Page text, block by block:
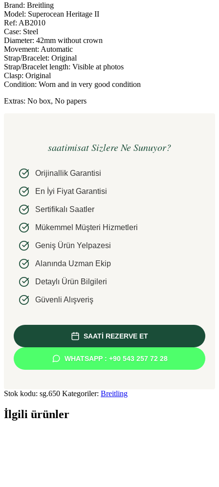
Brand: Breitling
Model: Superocean Heritage II
Ref: AB2010
Case: Steel
Diameter: 42mm without crown
Movement: Automatic
Strap/Bracelet: Original
Strap/Bracelet length: Visible at photos
Clasp: Original
Condition: Worn and in very good condition
Extras: No box, No papers
saatimisat Sizlere Ne Sunuyor?
Orijinallik Garantisi
En İyi Fiyat Garantisi
Sertifikalı Saatler
Mükemmel Müşteri Hizmetleri
Geniş Ürün Yelpazesi
Alanında Uzman Ekip
Detaylı Ürün Bilgileri
Güvenli Alışveriş
SAATİ REZERVE ET
WHATSAPP : +90 543 257 72 28
Stok kodu: sg.650 Kategoriler: Breitling
İlgili ürünler